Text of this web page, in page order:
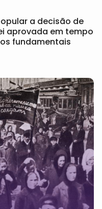
a decisão de
aprovada em tempo
fundamentais